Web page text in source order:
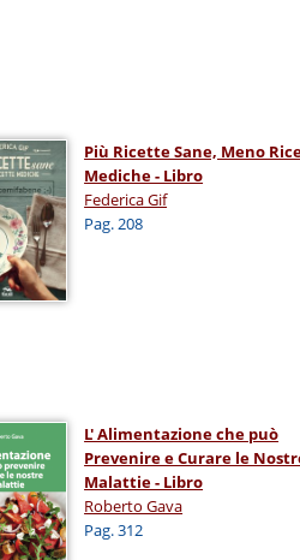
Più Ricette Sane, Meno
Mediche - Libro
Federica Gif
Pag. 208
L' Alimentazione che può
Prevenire e Curare le
Malattie - Libro
Roberto Gava
Pag. 312